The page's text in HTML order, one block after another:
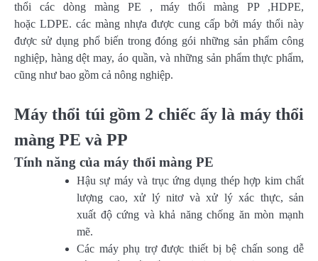
thổi các dòng màng PE , máy thổi màng PP ,HDPE,
hoặc LDPE. các màng nhựa được cung cấp bởi máy thổi này
được sử dụng phổ biến trong đóng gói những sản phẩm công
nghiệp, hàng dệt may, áo quần, và những sản phẩm thực phẩm,
cũng như bao gồm cả nông nghiệp.
Máy thổi túi gồm 2 chiếc ấy là máy thổi
màng PE và PP
Tính năng của máy thổi màng PE
Hậu sự máy và trục ứng dụng thép hợp kim chất
lượng cao, xử lý nitơ và xử lý xác thực, sản
xuất độ cứng và khả năng chống ăn mòn mạnh
mẽ.
Các máy phụ trợ được thiết bị bệ chấn song dễ